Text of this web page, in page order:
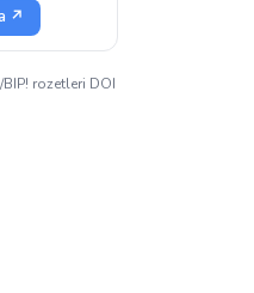
↗
rozetleri DOI